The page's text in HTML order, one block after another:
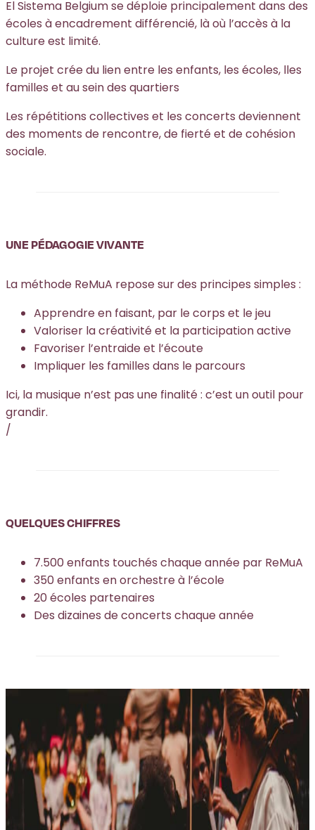
El Sistema Belgium se déploie principalement dans des
écoles à encadrement différencié, là où l’accès à la
culture est limité.
Le projet crée du lien entre les enfants, les écoles, lles
familles et au sein des quartiers
Les répétitions collectives et les concerts deviennent
des moments de rencontre, de fierté et de cohésion
sociale.
UNE PÉDAGOGIE VIVANTE
La méthode ReMuA repose sur des principes simples :
Apprendre en faisant, par le corps et le jeu
Valoriser la créativité et la participation active
Favoriser l’entraide et l’écoute
Impliquer les familles dans le parcours
Ici, la musique n’est pas une finalité : c’est un outil pour
grandir.
/
QUELQUES CHIFFRES
7.500 enfants touchés chaque année par ReMuA
350 enfants en orchestre à l’école
20 écoles partenaires
Des dizaines de concerts chaque année